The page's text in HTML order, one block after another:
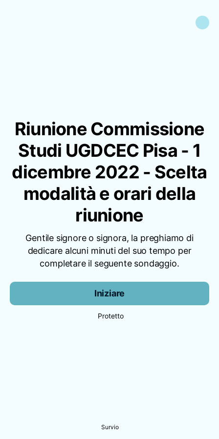
Riunione Commissione
Studi UGDCEC Pisa - 1
dicembre 2022 - Scelta
modalità e orari della
riunione
Gentile signore o signora, la preghiamo di
dedicare alcuni minuti del suo tempo per
completare il seguente sondaggio.
Iniziare
Protetto
Survio